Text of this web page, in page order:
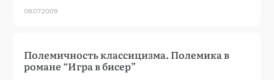
08.07.2009
Полемичность классицизма. Полемика в
романе “Игра в бисер”